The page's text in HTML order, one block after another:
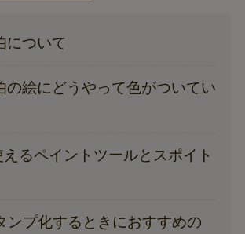
について
の絵にどうやって色がついてい
るペイントツールとスポイト
ンプ化するときにおすすめの